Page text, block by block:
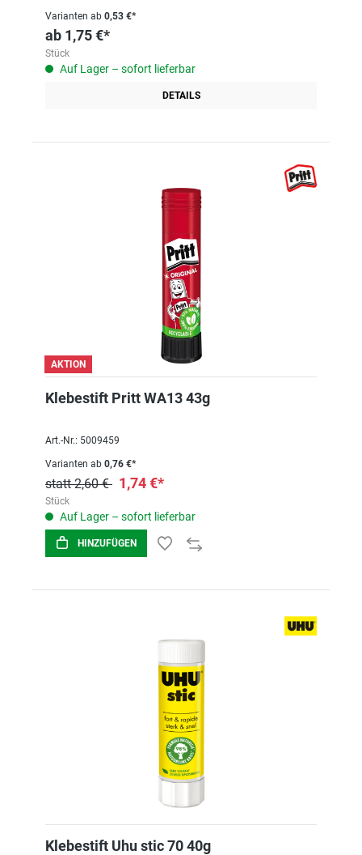
Varianten ab 0,53 €*
ab 1,75 €*
Stück
Auf Lager – sofort lieferbar
DETAILS
AKTION
Klebestift Pritt WA13 43g
Art.-Nr.: 5009459
Varianten ab 0,76 €*
statt 2,60 € 1,74 €*
Stück
Auf Lager – sofort lieferbar
HINZUFÜGEN
Klebestift Uhu stic 70 40g